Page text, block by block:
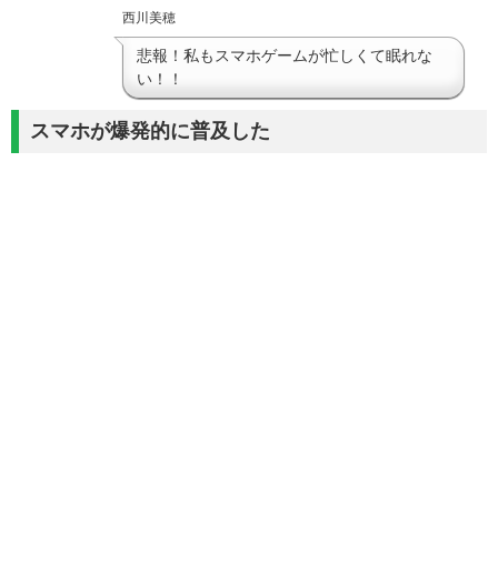
西川美穂
悲報！私もスマホゲームが忙しくて眠れな
い！！
スマホが爆発的に普及した